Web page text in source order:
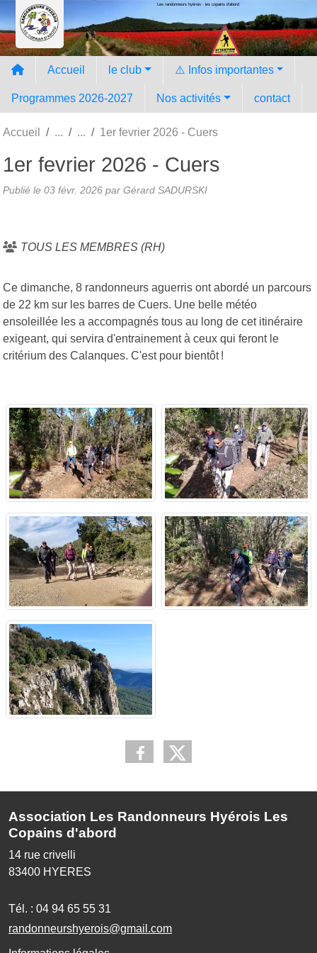
Les randonneurs hyèrois - les copains d'abord
Accueil le club ⚠️ Infos importantes
Programmes 2026-2027 Nos activités contact
Accueil 1er fevrier 2026 - Cuers
1er fevrier 2026 - Cuers
Publié le 03 févr. 2026 par Gérard SADURSKI
TOUS LES MEMBRES (RH)
Ce dimanche, 8 randonneurs aguerris ont abordé un parcours
de 22 km sur les barres de Cuers. Une belle météo
ensoleillée les a accompagnés tous au long de cet itinéraire
exigeant, qui servira d'entrainement à ceux qui feront le
critérium des Calanques. C'est pour bientôt !
Association Les Randonneurs Hyérois Les
Copains d'abord
14 rue crivelli
83400 HYERES
Tél. : 04 94 65 55 31
randonneurshyerois@gmail.com
Panneau de gestion des cookies